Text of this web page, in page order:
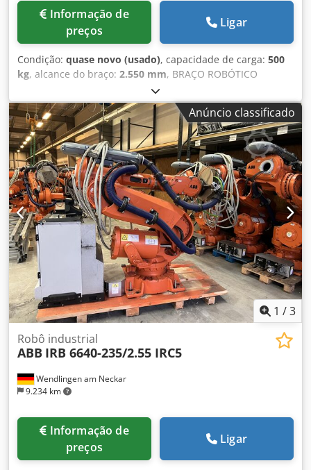
Arrefecimento: Arrefecimento por líquido integrado
(arrefecimento por água) para o máximo tempo de
utilização do bico de soldadura. - Acessórios: 2 x
grandes dimensões, montados em estruturas móveis,
incluindo tubos de guia de arame robustos para o robô. 3.
Controlo e segurança do equipamento: - Unidade de
controlo (HMI): Painel tátil Siemens SIMATIC HMI
modernizado para um controlo simples de todo o
equipamento, controlo da quantidade de peças e avaliação
de erros. - Segurança: Cabine de proteção completa e
fechada (painéis de proteção contra radiação UV e salpicos
de soldadura), incluindo sistema de extração integrado
(conjunto de mangueiras no braço do robô). - Inspeção: O
equipamento foi utilizado em ambiente industrial até ao
momento (incluindo certificação para fornecedores
renomados da indústria automóvel) e possui uma etiqueta
de inspeção DGUV-Vorschrift-3 válida. "Solução completa:
Oferecemos, com prazer, um financiamento bancário
adequado para o seu projeto." komplett-
konzept.leasingo.de Encontre mais artigos – novos e
usados – na nossa loja! Custos de envio internacional sob
preços
Ligar
Condição: quase novo (usado), capacidade de carga: 500
kg, alcance do braço: 2.550 mm, BRAÇO ROBÓTICO
MARCA: ABB MODELO: IRB 7600 - 500 / 2.55
Dcodpfoztdmrsx Af Dok DESCRIÇÃO TÉCNICA CAPACIDADE
DE CARGA: 500 KG ALCANCE MÁXIMO: 2550 MM
CONTROLE: IRC 5
Anúncio classificado
1 /3
Wendlingen am Neckar
9.234 km
Robô industrial
ABB IRB 6640-235/2.55 IRC5
preços
Ligar